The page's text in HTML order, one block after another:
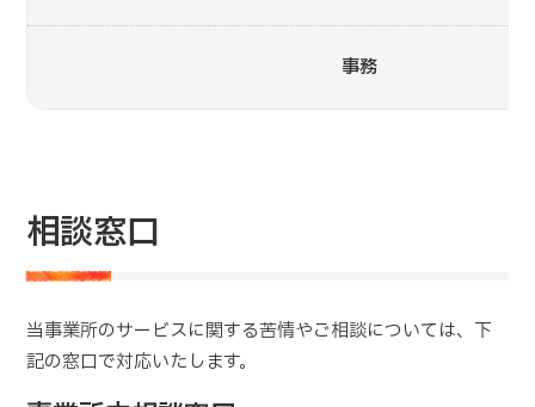
事務
相談窓口
当事業所のサービスに関する苦情やご相談については、下
記の窓口で対応いたします。